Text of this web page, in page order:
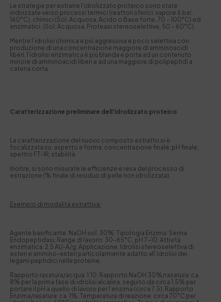
Le strategie per estrarre l’idrolizzato proteico sono state
indirizzate verso processi termici (reattori sferici, vapore 6 bar,
160°C), chimici (Sol. Acquosa, Acido o Base forte, 70 – 100°C) ed
enzimatici. (Sol. Acquosa, Proteasi stereoselettive, 50 – 60°C).
Mentre l’idrolisi chimica e più aggressiva e poco selettiva con
produzione di una concentrazione maggiore di amminoacidi
liberi, l’idrolisi enzimatica è più blanda e porta ad un contenuto
minore di amminoacidi liberi e ad una maggiore di polipeptidi a
catena corta.
Caratterizzazione preliminare dell’Idrolizzato proteico
La caratterizzazione del nuovo composto estratto si è
focalizzata su: aspetto e forma; concentrazione finale; pH finale;
spettro FT-IR; stabilità.
Inoltre, si sono misurate le efficienze e resa del processo di
estrazione (% finale di residuo di pelle non idrolizzata).
Esempio di modalità estrattiva:
Agente basificante: NaOH sol. 30%; Tipologia Enzima: Serina
Endopeptidasi; Range di lavoro: 30-65°C, pH 7-10; Attività
enzimatica: 2.5 AU-A/g; Applicazione: Idrolisi stereoselettiva di
esteri e ammino-esteri particolarmente adatto all’idrolisi dei
legami peptidici nelle proteine.
Rapporto rasatura/acqua: 1:10; Rapporto NaOH 30%/rasatura: ca.
8% per la prima fase di idrolisi alcalina, seguito da circa 1,5% per
portare il pH a quello di lavoro per l’enzima (circa 7,5); Rapporto
Enzima/rasatura: ca. 1%. Temperatura di reazione: circa 70°C per